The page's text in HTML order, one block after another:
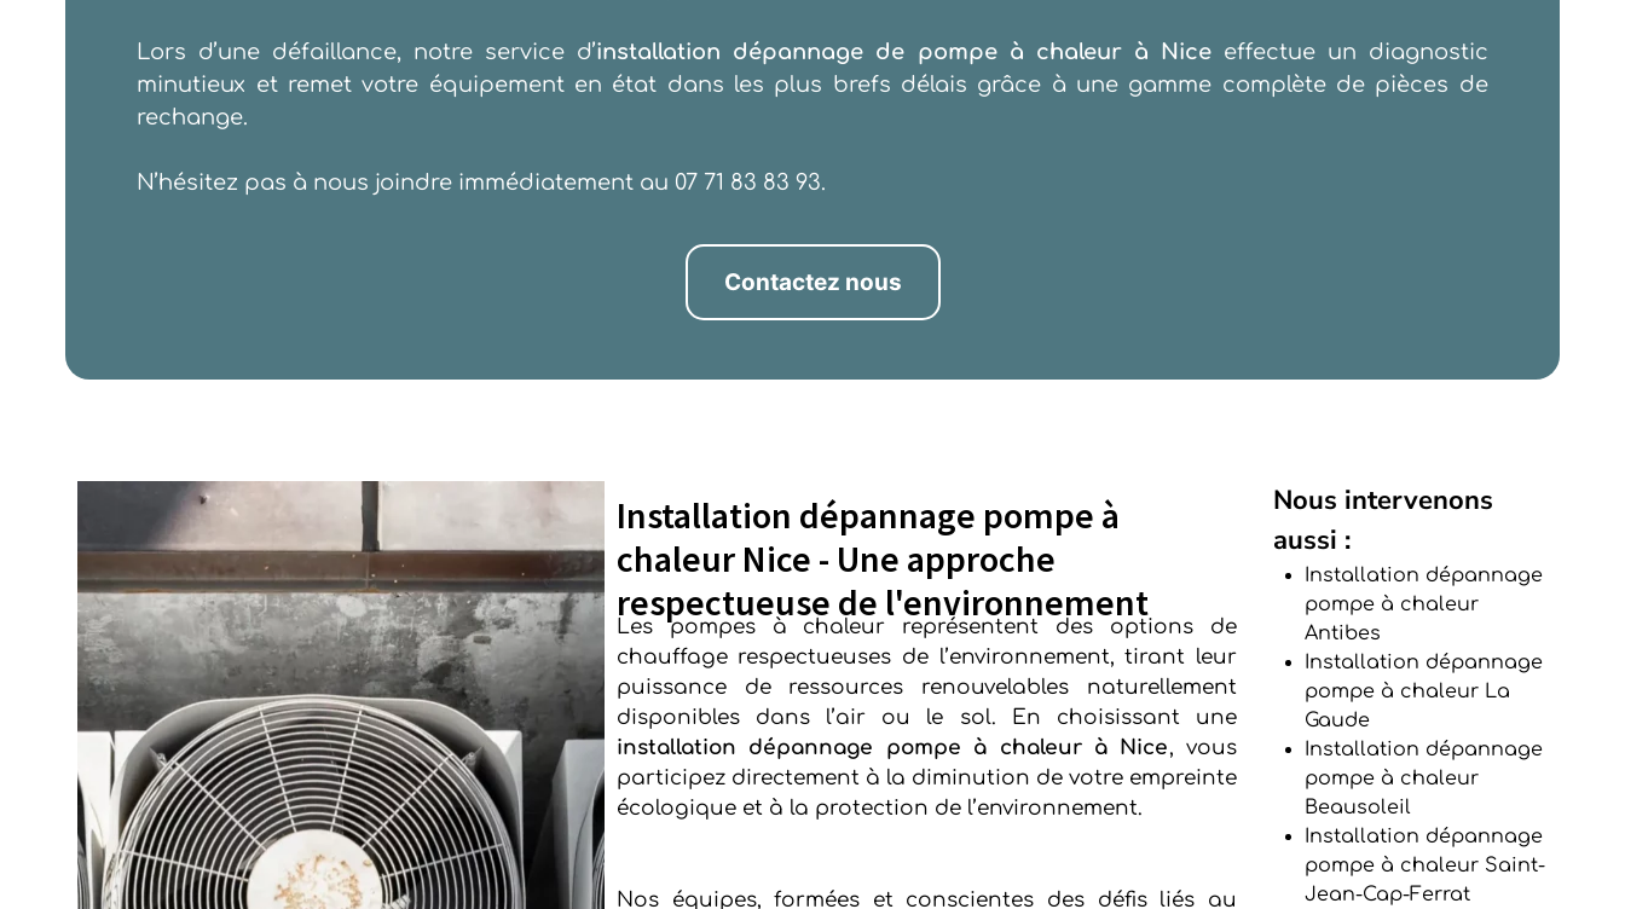
Lors d’une défaillance, notre service d’installation dépannage de pompe à chaleur à Niceeffectue un diagnostic
minutieux et remet votre équipement en état dans les plus brefs délais grâce à une gamme complète de pièces de
rechange.
N’hésitez pas à nous joindre immédiatement au 07 71 83 83 93.
Contactez nous
Installation dépannage pompe à
chaleur Nice - Une approche
respectueuse de l'environnement
Les pompes à chaleur représentent des options de
chauffage respectueuses de l’environnement, tirant leur
puissance de ressources renouvelables naturellement
disponibles dans l’air ou le sol. En choisissant une
installation dépannage pompe à chaleur à Nice, vous
participez directement à la diminution de votre empreinte
écologique et à la protection de l’environnement.
Nos équipes, formées et conscientes des défis liés au
Nous intervenons
aussi :
Installation dépannage
pompe à chaleur
Antibes
Installation dépannage
pompe à chaleur La
Gaude
Installation dépannage
pompe à chaleur
Beausoleil
Installation dépannage
pompe à chaleur Saint-
Jean-Cap-Ferrat